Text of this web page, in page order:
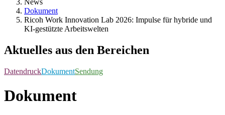
News
Dokument
Ricoh Work Innovation Lab 2026: Impulse für hybride und
KI-gestützte Arbeitswelten
Aktuelles aus den Bereichen
DatendruckDokumentSendung
Dokument